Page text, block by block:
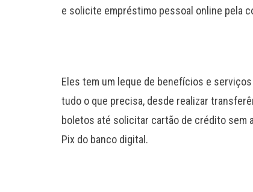
e solicite empréstimo pessoal online pela
Eles tem um leque de benefícios e
tudo o que precisa, desde realizar
boletos até solicitar cartão de crédito sem
Pix do banco digital.